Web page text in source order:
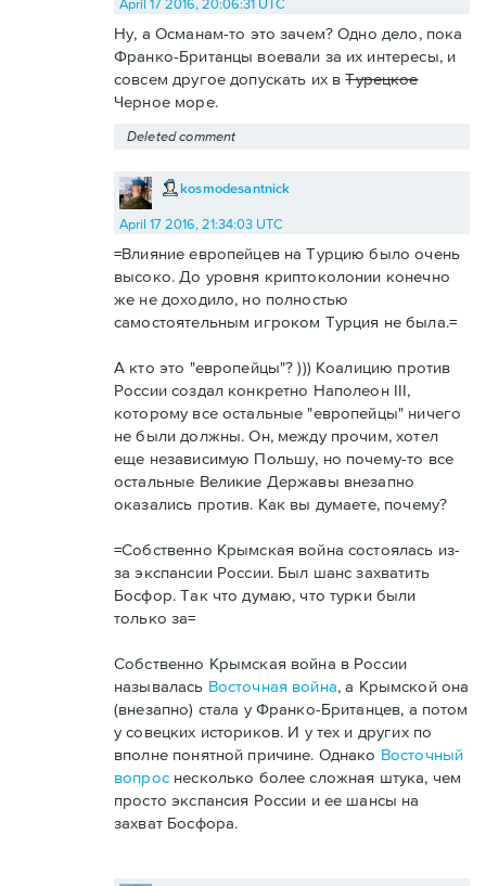
April 17 2016, 20:06:31 UTC
Ну, а Османам-то это зачем? Одно дело, пока
Франко-Британцы воевали за их интересы, и
совсем другое допускать их вТурецкое
Черное море.
Deleted comment
kosmodesantnick
April 17 2016, 21:34:03 UTC
=Влияние европейцев на Турцию было очень
высоко. До уровня криптоколонии конечно
же не доходило, но полностью
самостоятельным игроком Турция не была.=
А кто это "европейцы"? ))) Коалицию против
России создал конкретно Наполеон III,
которому все остальные "европейцы" ничего
не были должны. Он, между прочим, хотел
еще независимую Польшу, но почему-то все
остальные Великие Державы внезапно
оказались против. Как вы думаете, почему?
=Собственно Крымская война состоялась из-
за экспансии России. Был шанс захватить
Босфор. Так что думаю, что турки были
только за=
Собственно Крымская война в России
называлась Восточная война, а Крымской она
(внезапно) стала у Франко-Британцев, а потом
у совецких историков. И у тех и других по
вполне понятной причине. Однако Восточный
вопроснесколько более сложная штука, чем
просто экспансия России и ее шансы на
захват Босфора.